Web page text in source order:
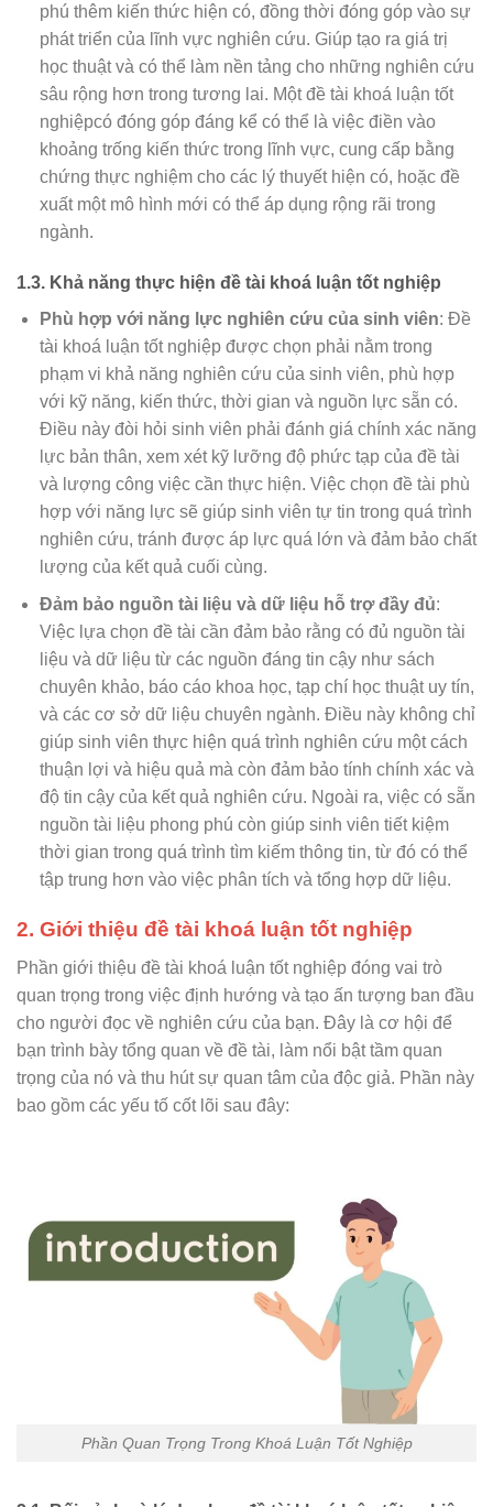
phú thêm kiến thức hiện có, đồng thời đóng góp vào sự
phát triển của lĩnh vực nghiên cứu. Giúp tạo ra giá trị
học thuật và có thể làm nền tảng cho những nghiên cứu
sâu rộng hơn trong tương lai. Một đề tài khoá luận tốt
nghiệpcó đóng góp đáng kể có thể là việc điền vào
khoảng trống kiến thức trong lĩnh vực, cung cấp bằng
chứng thực nghiệm cho các lý thuyết hiện có, hoặc đề
xuất một mô hình mới có thể áp dụng rộng rãi trong
ngành.
1.3. Khả năng thực hiện đề tài khoá luận tốt nghiệp
Phù hợp với năng lực nghiên cứu của sinh viên: Đề
tài khoá luận tốt nghiệp được chọn phải nằm trong
phạm vi khả năng nghiên cứu của sinh viên, phù hợp
với kỹ năng, kiến thức, thời gian và nguồn lực sẵn có.
Điều này đòi hỏi sinh viên phải đánh giá chính xác năng
lực bản thân, xem xét kỹ lưỡng độ phức tạp của đề tài
và lượng công việc cần thực hiện. Việc chọn đề tài phù
hợp với năng lực sẽ giúp sinh viên tự tin trong quá trình
nghiên cứu, tránh được áp lực quá lớn và đảm bảo chất
lượng của kết quả cuối cùng.
Đảm bảo nguồn tài liệu và dữ liệu hỗ trợ đầy đủ:
Việc lựa chọn đề tài cần đảm bảo rằng có đủ nguồn tài
liệu và dữ liệu từ các nguồn đáng tin cậy như sách
chuyên khảo, báo cáo khoa học, tạp chí học thuật uy tín,
và các cơ sở dữ liệu chuyên ngành. Điều này không chỉ
giúp sinh viên thực hiện quá trình nghiên cứu một cách
thuận lợi và hiệu quả mà còn đảm bảo tính chính xác và
độ tin cậy của kết quả nghiên cứu. Ngoài ra, việc có sẵn
nguồn tài liệu phong phú còn giúp sinh viên tiết kiệm
thời gian trong quá trình tìm kiếm thông tin, từ đó có thể
tập trung hơn vào việc phân tích và tổng hợp dữ liệu.
2. Giới thiệu đề tài khoá luận tốt nghiệp
Phần giới thiệu đề tài khoá luận tốt nghiệp đóng vai trò
quan trọng trong việc định hướng và tạo ấn tượng ban đầu
cho người đọc về nghiên cứu của bạn. Đây là cơ hội để
bạn trình bày tổng quan về đề tài, làm nổi bật tầm quan
trọng của nó và thu hút sự quan tâm của độc giả. Phần này
bao gồm các yếu tố cốt lõi sau đây:
Phần Quan Trọng Trong Khoá Luận Tốt Nghiệp